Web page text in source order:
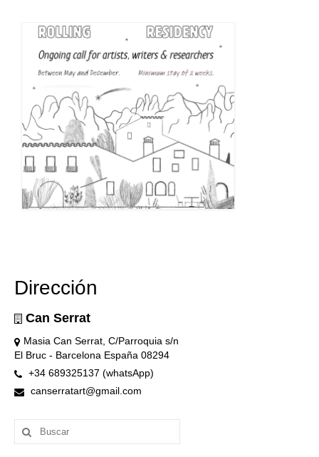
Dirección
Can Serrat
Masia Can Serrat, C/Parroquia s/n
El Bruc - Barcelona España 08294
+34 689325137 (whatsApp)
canserratart@gmail.com
Buscar
por: